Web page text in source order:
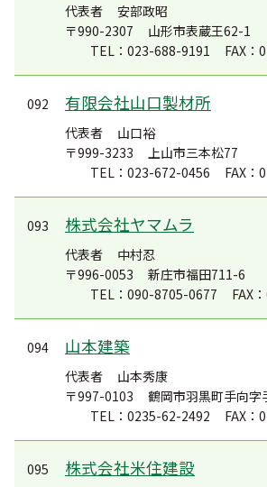
代表者
安部政昭
〒990-2307
山形市表蔵王62-1
TEL：023-688-9191
FAX：
092 有限会社山口製材所
代表者
山口裕
〒999-3233
上山市三本松77
TEL：023-672-0456
FAX：
093 株式会社ヤマムラ
代表者
中村忍
〒996-0053
新庄市福田711-6
TEL：090-8705-0677
FAX
094 山本建築
代表者
山本秀康
〒997-0103
鶴岡市羽黒町手向字
TEL：0235-62-2492
FAX：
095 株式会社米住建設